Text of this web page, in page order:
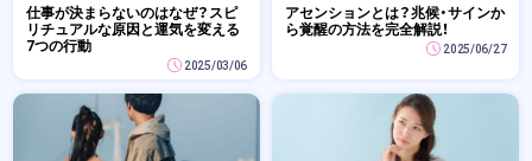
仕事が決まらないのはなぜ？スピ
リチュアルな原因と運気を変える
7つの行動
2025/03/06
アセンションとは？兆候・サインか
ら覚醒の方法を完全解説！
2025/06/27